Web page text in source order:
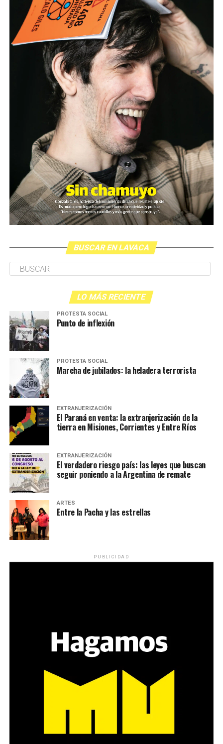
BUSCAR EN LAVACA
LO MÁS RECIENTE
PROTESTA SOCIAL
Punto de inflexión
PROTESTA SOCIAL
Marcha de jubilados: la heladera terrorista
EXTRANJERIZACIÓN
El Paraná en venta: la extranjerización de la
tierra en Misiones, Corrientes y Entre Ríos
EXTRANJERIZACIÓN
El verdadero riesgo país: las leyes que buscan
seguir poniendo a la Argentina de remate
ARTES
Entre la Pacha y las estrellas
PUBLICIDAD